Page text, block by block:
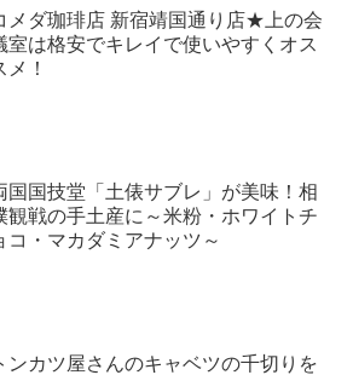
メダ珈琲店 新宿靖国通り店★上の会
室は格安でキレイで使いやすくオス
メ！
国国技堂「土俵サブレ」が美味！相
観戦の手土産に～米粉・ホワイトチ
コ・マカダミアナッツ～
ンカツ屋さんのキャベツの千切りを